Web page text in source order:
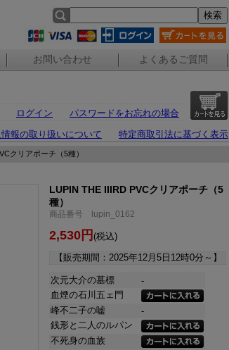
お問い合わせ よくあるご質問
ログイン
パスワードをお忘れの場合
報の取り扱いについて 特定商取引法に基づく表示
クリアポーチ（5種）
LUPIN THE IIIRD PVCクリアポーチ（5
種）
商品番号 lupin_0162
2,530円 (税込)
【販売期間： 2025年12月5日12時0分 ～】
次元大介の墓標
-
血煙の石川五ェ門
峰不二子の嘘
-
銭形と二人のルパン
不死身の血族